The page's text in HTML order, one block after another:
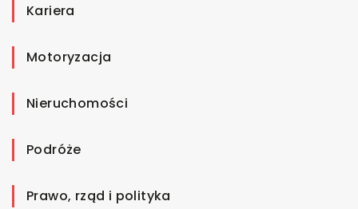
Kariera
Motoryzacja
Nieruchomości
Podróże
Prawo, rząd i polityka